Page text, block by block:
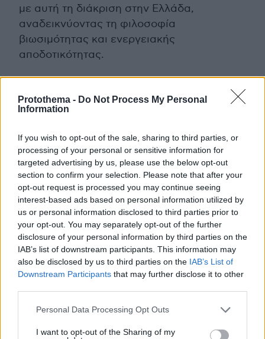
Protothema - Do Not Process My Personal
Information
If you wish to opt-out of the sale, sharing to third parties, or
processing of your personal or sensitive information for
targeted advertising by us, please use the below opt-out
section to confirm your selection. Please note that after your
opt-out request is processed you may continue seeing
interest-based ads based on personal information utilized by
us or personal information disclosed to third parties prior to
your opt-out. You may separately opt-out of the further
disclosure of your personal information by third parties on the
IAB’s list of downstream participants. This information may
also be disclosed by us to third parties on the IAB’s List of
Downstream Participants that may further disclose it to other
Please note that this website/app uses one or more Google
not limited to your visit or usage behaviour. You may click to
Personal Data Processing Opt Outs
I want to opt-out of the Sharing of my
με αυτή τη διάκριση στην Ελλάδα,
αναδεικνύοντας τη φιλοσοφία
βιωσιμότητας και ενεργειακής
αποδοτικότητας.
Σε όλο το campus εφαρμόζονται
συστήματα ανακύκλωσης και ορθής
διαχείρισης αποβλήτων, με ξεκάθαρα
σημεία συλλογής για διαφορετικά υλικά,
ευαισθητοποίησης για φοιτητές και